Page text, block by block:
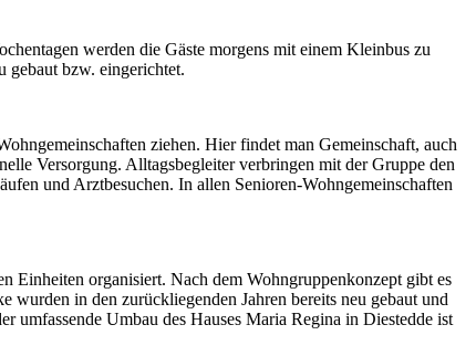
werden die Gäste morgens mit einem Kleinbus zu
gebaut bzw. eingerichtet.
ziehen. Hier findet man Gemeinschaft, auch
Versorgung. Alltagsbegleiter verbringen mit der Gruppe den
und Arztbesuchen. In allen Senioren-Wohngemeinschaften
Einheiten organisiert. Nach dem Wohngruppenkonzept gibt es
wurden in den zurückliegenden Jahren bereits neu gebaut und
umfassende Umbau des Hauses Maria Regina in Diestedde ist